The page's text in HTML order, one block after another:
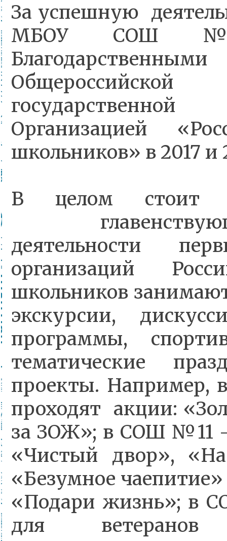
За успешную
МБОУ СОШ
государственной
Организацией
школьников» в 2017 и
В целом стоит
деятельности
организаций
школьников
экскурсии,
программы,
тематические
проекты.
проходят акции:
за ЗОЖ»; в СОШ №11
«Чистый двор»,
«Безумное
«Подари жизнь»; в
для